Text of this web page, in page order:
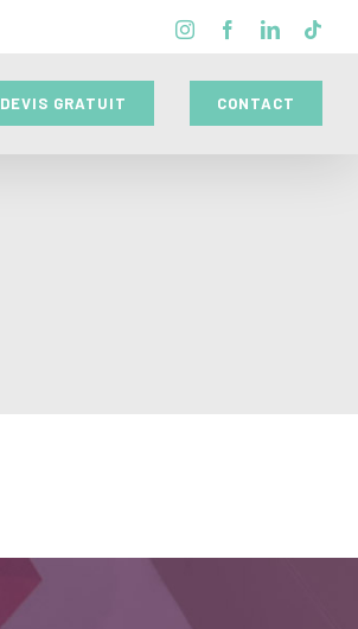
InstagramFacebookLinkedIn
DEVIS GRATUIT CONTACT